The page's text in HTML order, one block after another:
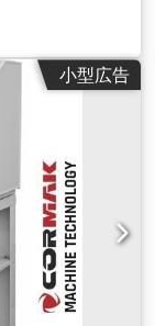
小型広告